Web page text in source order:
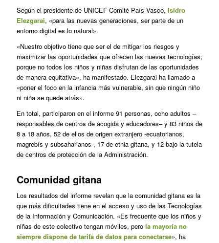
Según el presidente de UNICEF Comité País Vasco, Isidro
Elezgarai, «para las nuevas generaciones, ser parte de un
entorno digital es lo natural».
«Nuestro objetivo tiene que ser el de mitigar los riesgos y
maximizar las oportunidades que ofrecen las nuevas tecnologías;
porque no todos los niños y niñas disfrutan de las oportunidades
de manera equitativa», ha manifestado. Elezgarai ha llamado a
«poner el foco en la infancia más vulnerable, sin que ningún niño
ni niña se quede atrás».
En total, participaron en el informe 91 personas, ocho adultos –
responsables de centros de acogida y educadores– y 83 niños de
8 a 18 años, 52 de ellos de origen extranjero -ecuatorianos,
magrebís y subsaharianos-, 17 de etnia gitana, y 12 bajo la tutela
de centros de protección de la Administración.
Comunidad gitana
Los resultados del informe revelan que la comunidad gitana es la
que más dificultades tiene en el acceso y uso de las Tecnologías
de la Información y Comunicación. «Es frecuente que los niños y
niñas de este colectivo tengan móviles, perola mayoría no
siempre dispone de tarifa de datos para conectarse», ha